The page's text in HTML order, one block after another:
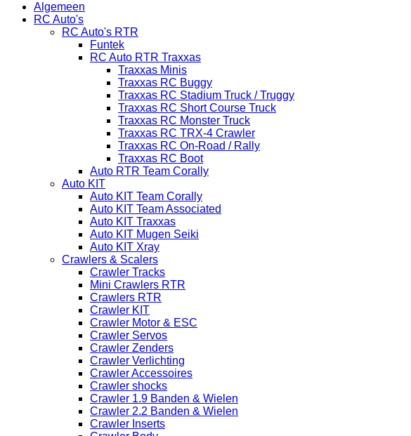
Algemeen
RC Auto's
RC Auto's RTR
Funtek
RC Auto RTR Traxxas
Traxxas Minis
Traxxas RC Buggy
Traxxas RC Stadium Truck / Truggy
Traxxas RC Short Course Truck
Traxxas RC Monster Truck
Traxxas RC TRX-4 Crawler
Traxxas RC On-Road / Rally
Traxxas RC Boot
Auto RTR Team Corally
Auto KIT
Auto KIT Team Corally
Auto KIT Team Associated
Auto KIT Traxxas
Auto KIT Mugen Seiki
Auto KIT Xray
Crawlers & Scalers
Crawler Tracks
Mini Crawlers RTR
Crawlers RTR
Crawler KIT
Crawler Motor & ESC
Crawler Servos
Crawler Zenders
Crawler Verlichting
Crawler Accessoires
Crawler shocks
Crawler 1.9 Banden & Wielen
Crawler 2.2 Banden & Wielen
Crawler Inserts